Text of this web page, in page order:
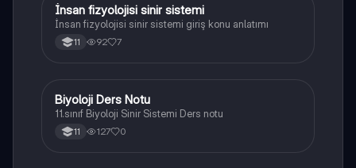
Biyoloji
İnsan fizyolojisi sinir sistemi
İnsan fizyolojisi sinir sistemi giriş konu anlatımı
11 92 7
Biyoloji
Biyoloji Ders Notu
11.sınıf Biyoloji Sinir Sistemi Ders notu
11 127 0